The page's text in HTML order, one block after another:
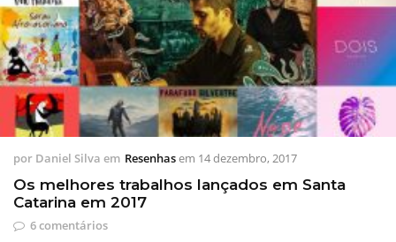
por Daniel Silva em Resenhasem 14 dezembro, 2017
Os melhores trabalhos lançados em Santa
Catarina em 2017
6 comentários